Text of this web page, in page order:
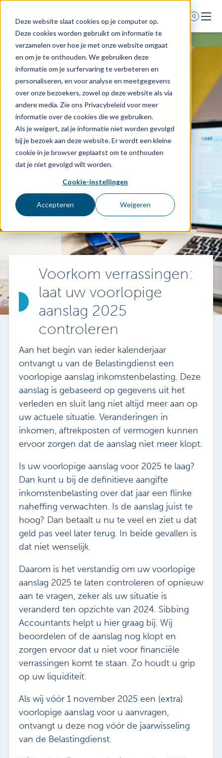
Deze website slaat cookies op je computer op.
Deze cookies worden gebruikt om informatie te
verzamelen over hoe je met onze website omgaat
en om je te onthouden. We gebruiken deze
informatie om je surfervaring te verbeteren en
personaliseren, en voor analyse en meetgegevens
over onze bezoekers, zowel op deze website als via
andere media. Zie ons Privacybeleid voor meer
informatie over de cookies die we gebruiken.
Als je weigert, zal je informatie niet worden gevolgd
bij je bezoek aan deze website. Er wordt een kleine
cookie in je browser geplaatst om te onthouden
dat je niet gevolgd wilt worden.
Cookie-instellingen
Accepteren Weigeren
Home
Voor wie
Diensten
Agenda
Over ons
Schade melden
Afspraak maken
0318 - 544 044
Nieuws
Mijn Sibbing
Voorkom verrassingen:
laat uw voorlopige
aanslag 2025
controleren
Aan het begin van ieder kalenderjaar
ontvangt u van de Belastingdienst een
voorlopige aanslag inkomstenbelasting. Deze
aanslag is gebaseerd op gegevens uit het
verleden en sluit lang niet altijd meer aan op
uw actuele situatie. Veranderingen in
inkomen, aftrekposten of vermogen kunnen
ervoor zorgen dat de aanslag niet meer klopt.
Is uw voorlopige aanslag voor 2025 te laag?
Dan kunt u bij de definitieve aangifte
inkomstenbelasting over dat jaar een flinke
naheffing verwachten. Is de aanslag juist te
hoog? Dan betaalt u nu te veel en ziet u dat
geld pas veel later terug. In beide gevallen is
dat niet wenselijk.
Daarom is het verstandig om uw voorlopige
aanslag 2025 te laten controleren of opnieuw
aan te vragen, zeker als uw situatie is
veranderd ten opzichte van 2024. Sibbing
Accountants helpt u hier graag bij. Wij
beoordelen of de aanslag nog klopt en
zorgen ervoor dat u niet voor financiële
verrassingen komt te staan. Zo houdt u grip
op uw liquiditeit.
Als wij vóór 1 november 2025 een (extra)
voorlopige aanslag voor u aanvragen,
ontvangt u deze nog vóór de jaarwisseling
van de Belastingdienst.